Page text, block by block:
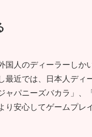
国人のディーラーし
近では、日本人ディ
ャパニーズバカラ」
安心してゲームプレ